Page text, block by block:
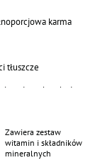
karma
tłuszcze
na kondycję
rolę we
gospodarkę
Zawiera zestaw
witamin i składników
mineralnych